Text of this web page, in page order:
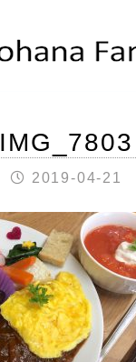
IMG_7803
2019-04-21